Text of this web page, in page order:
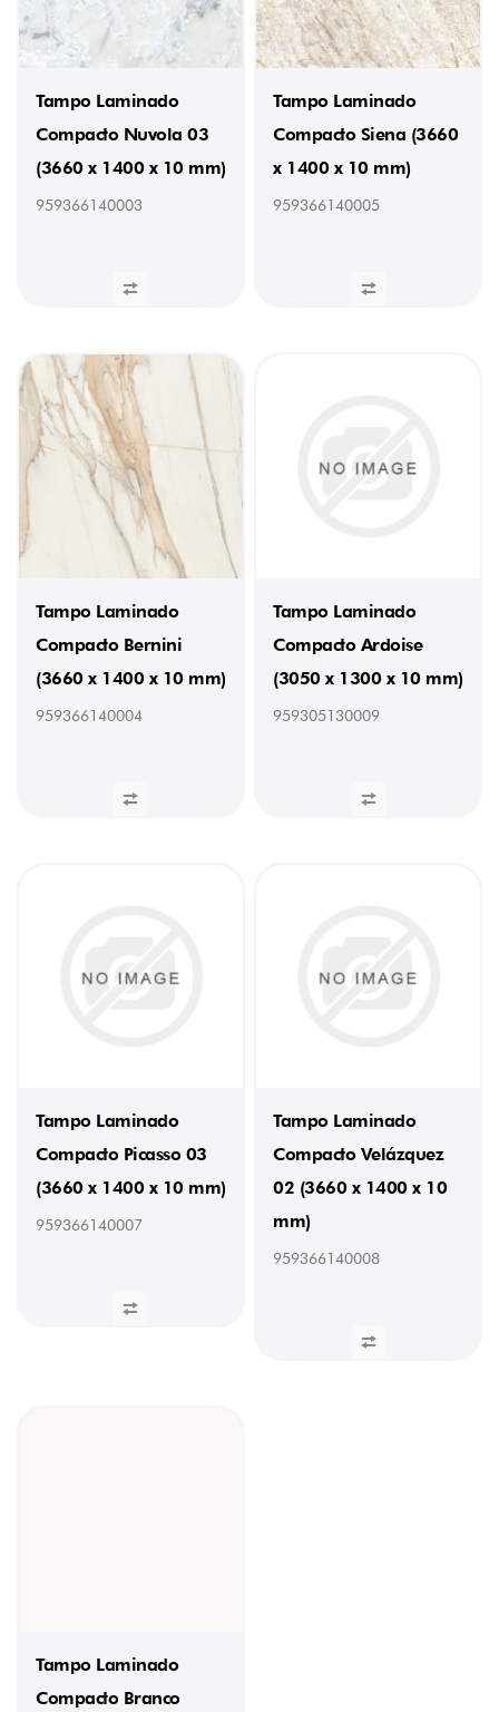
Tampo Laminado
Compacto Nuvola 03
(3660 x 1400 x 10 mm)
959366140003
Tampo Laminado
Compacto Siena (3660
x 1400 x 10 mm)
959366140005
Tampo Laminado
Compacto Bernini
(3660 x 1400 x 10 mm)
959366140004
Tampo Laminado
Compacto Ardoise
(3050 x 1300 x 10 mm)
959305130009
Tampo Laminado
Compacto Picasso 03
(3660 x 1400 x 10 mm)
959366140007
Tampo Laminado
Compacto Velázquez
02 (3660 x 1400 x 10
mm)
959366140008
Tampo Laminado
Compacto Branco